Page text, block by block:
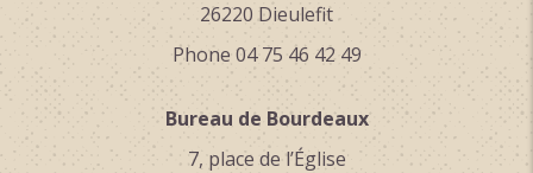
26220 Dieulefit
Phone 04 75 46 42 49
Bureau de Bourdeaux
7, place de l’Église